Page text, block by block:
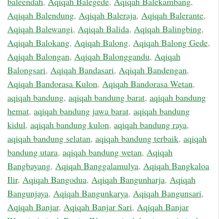
Aqiqah Balendung, Aqiqah Baleraja, Aqiqah Balerante,
Aqiqah Balewangi, Aqiqah Balida, Aqiqah Balingbing,
Aqiqah Balokang, Aqiqah Balong, Aqiqah Balong Gede,
Aqiqah Balongan, Aqiqah Balonggandu, Aqiqah
Balongsari, Aqiqah Bandasari, Aqiqah Bandengan,
Aqiqah Bandorasa Kulon, Aqiqah Bandorasa Wetan,
aqiqah bandung, aqiqah bandung barat, aqiqah bandung
hemat, aqiqah bandung jawa barat, aqiqah bandung
kidul, aqiqah bandung kulon, aqiqah bandung raya,
aqiqah bandung selatan, aqiqah bandung terbaik, aqiqah
bandung utara, aqiqah bandung wetan, Aqiqah
Bangbayang, Aqiqah Banggalamulya, Aqiqah Bangkaloa
Ilir, Aqiqah Bangodua, Aqiqah Bangunharja, Aqiqah
Bangunjaya, Aqiqah Bangunkarya, Aqiqah Bangunsari,
Aqiqah Banjar, Aqiqah Banjar Sari, Aqiqah Banjar